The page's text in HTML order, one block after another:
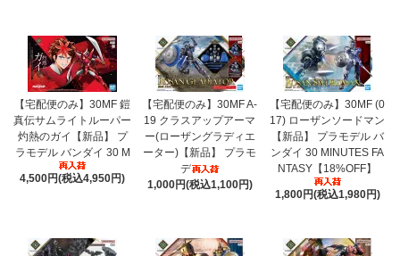
【宅配便のみ】30MF 鎧
真伝サムライトルーパー
灼熱のガイ【新品】 プ
ラモデル バンダイ 30 M
4,500円(税込4,950円)
【宅配便のみ】30MF A-
19 クラスアップアーマ
ー(ローザングラディエ
ーター)【新品】 プラモ
デ
1,000円(税込1,100円)
【宅配便のみ】30MF (0
17) ローザンソードマン
【新品】 プラモデル バ
ンダイ 30 MINUTES FA
NTASY【18%OFF】
1,800円(税込1,980円)